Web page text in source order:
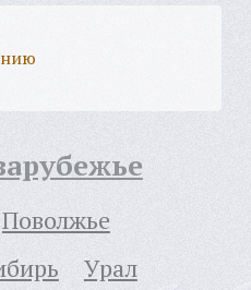
Поволжье
Урал